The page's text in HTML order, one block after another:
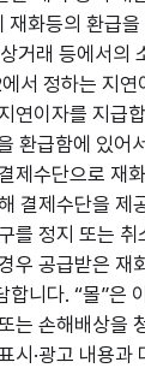
재화등의 환급
거래 등에서의
에서 정하는 지
연이자를 지급
환급함에 있어
제수단으로 재
결제수단을 제
를 정지 또는
우 공급받은 재
합니다. “몰”은
는 손해배상을
시·광고 내용과